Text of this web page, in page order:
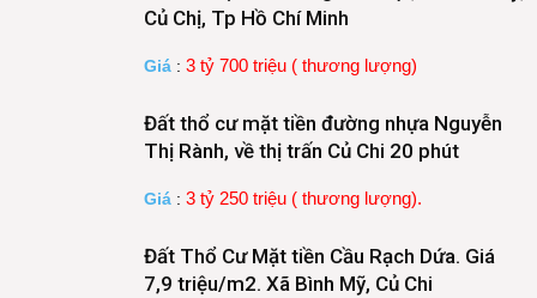
Củ Chị, Tp Hồ Chí Minh
Giá : 3 tỷ 700 triệu ( thương lượng)
Đất thổ cư mặt tiền đường nhựa Nguyễn
Thị Rành, về thị trấn Củ Chi 20 phút
Giá : 3 tỷ 250 triệu ( thương lượng).
Đất Thổ Cư Mặt tiền Cầu Rạch Dứa. Giá
7,9 triệu/m2. Xã Bình Mỹ, Củ Chi